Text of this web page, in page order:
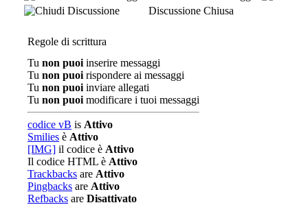
Discussione Chiusa
Regole di scrittura
Tu non puoi inserire messaggi
Tu non puoi rispondere ai messaggi
Tu non puoi inviare allegati
Tu non puoi modificare i tuoi messaggi
codice vB is Attivo
Smilies è Attivo
[IMG] il codice è Attivo
Il codice HTML è Attivo
Trackbacks are Attivo
Pingbacks are Attivo
Refbacks are Disattivato